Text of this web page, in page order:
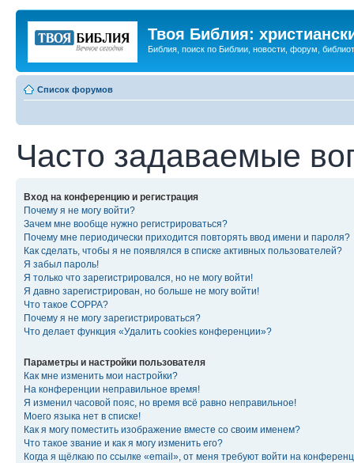
Твоя Библия:
Библия, поиск по Библии, новости, форум,
Список форумов
Часто задаваемые
Вход на конференцию и регистрация
Почему я не могу войти?
Зачем мне вообще нужно регистрироваться?
Почему мне периодически приходится повторять ввод имени и пароля?
Как сделать, чтобы я не появлялся в списке активных пользователей?
Я забыл пароль!
Я только что зарегистрировался, но не могу войти!
Я давно зарегистрирован, но больше не могу войти!
Что такое COPPA?
Почему я не могу зарегистрироваться?
Что делает функция «Удалить cookies конференции»?
Параметры и настройки пользователя
Как мне изменить мои настройки?
На конференции неправильное время!
Я изменил часовой пояс, но время всё равно неправильное!
Моего языка нет в списке!
Как я могу поместить изображение вместе со своим именем?
Что такое звание и как я могу изменить его?
Когда я щёлкаю по ссылке «email», от меня требуют войти на